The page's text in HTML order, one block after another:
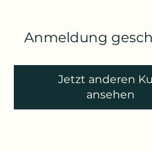
Anmeldung
Jetzt anderen
ansehen